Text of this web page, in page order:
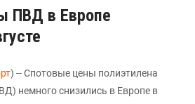
ПВД в Европе
) -- Спотовые цены полиэтилена
немного снизились в Европе в